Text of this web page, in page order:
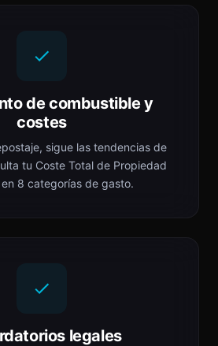
de combustible y
costes
sigue las tendencias de
tu Coste Total de Propiedad
8 categorías de gasto.
legales